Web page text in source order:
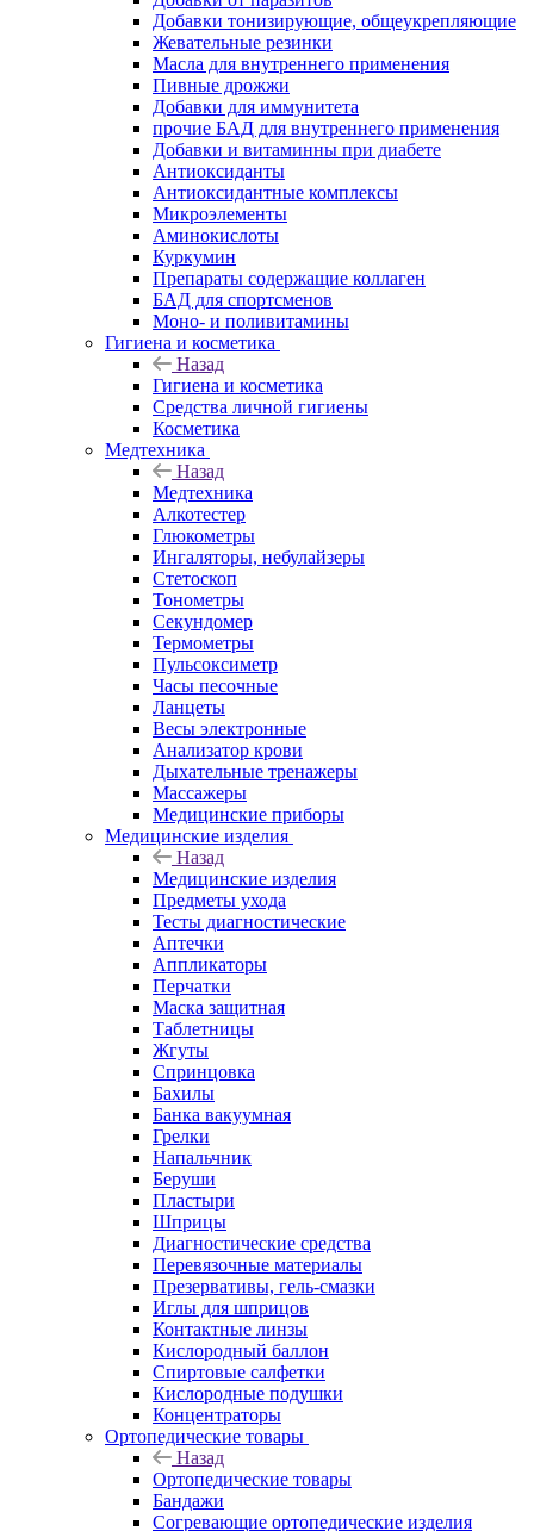
Добавки тонизирующие, общеукрепляющие
Жевательные резинки
Масла для внутреннего применения
Пивные дрожжи
Добавки для иммунитета
прочие БАД для внутреннего применения
Добавки и витаминны при диабете
Антиоксиданты
Антиоксидантные комплексы
Микроэлементы
Аминокислоты
Куркумин
Препараты содержащие коллаген
БАД для спортсменов
Моно- и поливитамины
Гигиена и косметика
Назад
Гигиена и косметика
Средства личной гигиены
Косметика
Медтехника
Назад
Медтехника
Алкотестер
Глюкометры
Ингаляторы, небулайзеры
Стетоскоп
Тонометры
Секундомер
Термометры
Пульсоксиметр
Часы песочные
Ланцеты
Весы электронные
Анализатор крови
Дыхательные тренажеры
Массажеры
Медицинские приборы
Медицинские изделия
Назад
Медицинские изделия
Предметы ухода
Тесты диагностические
Аптечки
Аппликаторы
Перчатки
Маска защитная
Таблетницы
Жгуты
Спринцовка
Бахилы
Банка вакуумная
Грелки
Напальчник
Беруши
Пластыри
Шприцы
Диагностические средства
Перевязочные материалы
Презервативы, гель-смазки
Иглы для шприцов
Контактные линзы
Кислородный баллон
Спиртовые салфетки
Кислородные подушки
Концентраторы
Ортопедические товары
Назад
Ортопедические товары
Бандажи
Согревающие ортопедические изделия